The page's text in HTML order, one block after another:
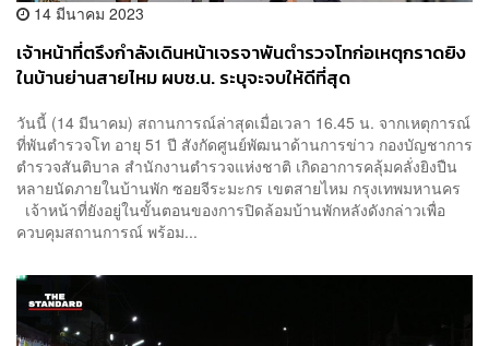
14 มีนาคม 2023
เจ้าหน้าที่ตรึงกำลังเดินหน้าเจรจาพันตำรวจโทก่อเหตุกราดยิง
ในบ้านย่านสายไหม ผบช.น. ระบุจะจบให้ดีที่สุด
วันนี้ (14 มีนาคม) สถานการณ์ล่าสุดเมื่อเวลา 16.45 น. จากเหตุการณ์
ที่พันตำรวจโท อายุ 51 ปี สังกัดศูนย์พัฒนาด้านการข่าว กองบัญชาการ
ตำรวจสันติบาล สำนักงานตำรวจแห่งชาติ เกิดอาการคลุ้มคลั่งยิงปืน
หลายนัดภายในบ้านพัก ซอยจีระมะกร เขตสายไหม กรุงเทพมหานคร
เจ้าหน้าที่ยังอยู่ในขั้นตอนของการปิดล้อมบ้านพักหลังดังกล่าวเพื่อ
ควบคุมสถานการณ์ พร้อม...